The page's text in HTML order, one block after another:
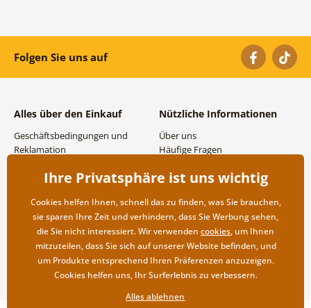
Folgen Sie uns auf
Alles über den Einkauf
Geschäftsbedingungen und
Reklamation
Versand- und
Rücksendung der Ware
Nützliche Informationen
Über uns
Häufige Fragen
Großhandel und
Ihre Privatsphäre ist uns wichtig
Cookies helfen Ihnen, schnell das zu finden, was Sie brauchen,
sie sparen Ihre Zeit und verhindern, dass Sie Werbung sehen,
die Sie nicht interessiert. Wir verwenden cookies, um Ihnen
mitzuteilen, dass Sie sich auf unserer Website befinden, und
um Produkte entsprechend Ihren Präferenzen anzuzeigen.
Cookies helfen uns, Ihr Surferlebnis zu verbessern.
Alles ablehnen